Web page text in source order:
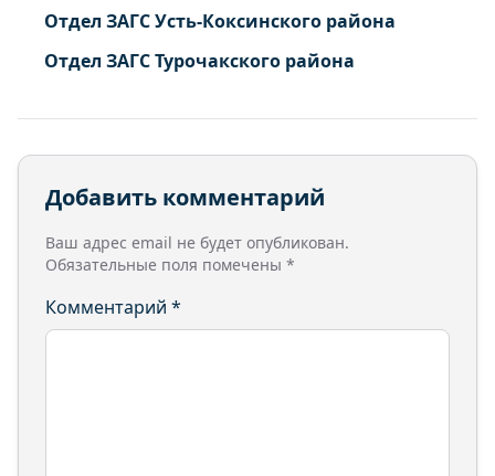
Отдел ЗАГС Усть-Коксинского района
Отдел ЗАГС Турочакского района
Добавить комментарий
Ваш адрес email не будет опубликован.
Обязательные поля помечены *
Комментарий *